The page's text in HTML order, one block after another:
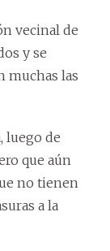
vecinal de
y se
muchas las
luego de
que aún
no tienen
a la